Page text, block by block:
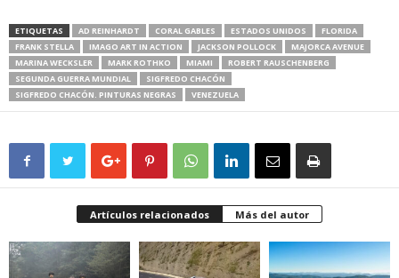
ETIQUETAS AD REINHARDT CORAL GABLES ESTADOS UNIDOS
FLORIDA
FRANK STELLA
IMAGO ART IN ACTION JACKSON POLLOCK
MAJORCA AVENUE
MARINA WECKSLER
MARK ROTHKO MIAMI
ROBERT RAUSCHENBERG
SEGUNDA GUERRA MUNDIAL
SIGFREDO CHACÓN
SIGFREDO CHACÓN. PINTURAS NEGRAS
VENEZUELA
Artículos relacionados Más del autor